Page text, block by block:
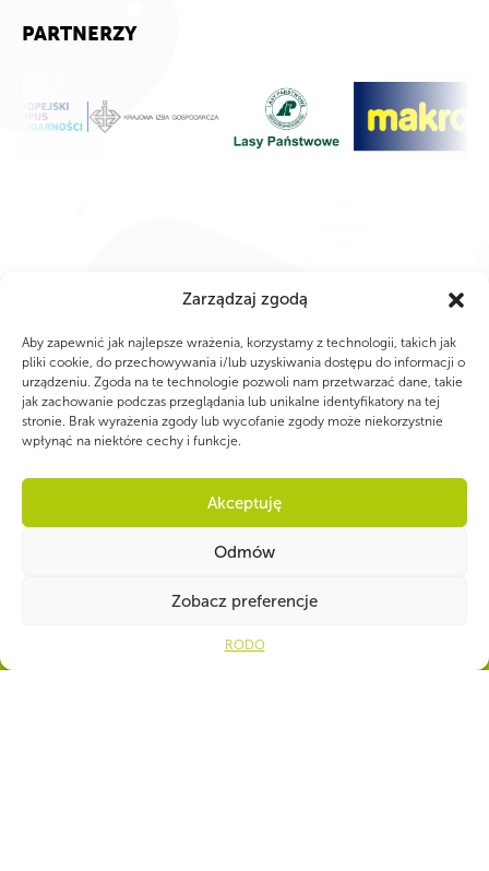
Zarządzaj zgodą
Aby zapewnić jak najlepsze wrażenia, korzystamy z technologii, takich jak
pliki cookie, do przechowywania i/lub uzyskiwania dostępu do informacji o
urządzeniu. Zgoda na te technologie pozwoli nam przetwarzać dane, takie
jak zachowanie podczas przeglądania lub unikalne identyfikatory na tej
stronie. Brak wyrażenia zgody lub wycofanie zgody może niekorzystnie
wpłynąć na niektóre cechy i funkcje.
Akceptuję
Odmów
Zobacz preferencje
RODO
PARTNERZY
WSPÓLNIE DLA HARCERSKIEJ MISJI
Twoje wsparcie, nasza
Numer konta do darowizn na rzecz ZHP